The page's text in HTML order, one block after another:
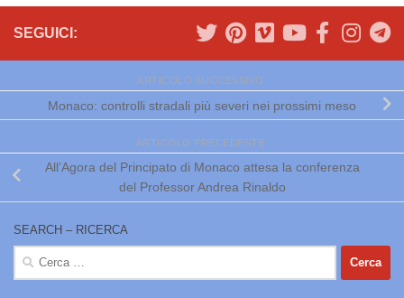
SEGUICI:
ARTICOLO SUCCESSIVO
Monaco: controlli stradali più severi nei prossimi meso
ARTICOLO PRECEDENTE
All’Agora del Principato di Monaco attesa la conferenza
del Professor Andrea Rinaldo
SEARCH – RICERCA
Ricerca